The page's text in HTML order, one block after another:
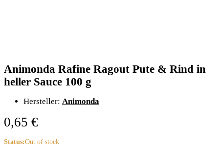
Animonda Rafine Ragout Pute & Rind in
heller Sauce 100 g
Hersteller: Animonda
0,65 €
Status:Out of stock